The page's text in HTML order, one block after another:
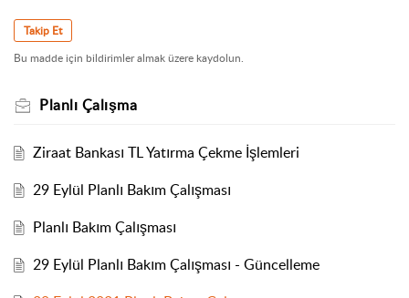
Takip Et
Bu madde için bildirimler almak üzere kaydolun.
Planlı Çalışma
Ziraat Bankası TL Yatırma Çekme İşlemleri
29 Eylül Planlı Bakım Çalışması
Planlı Bakım Çalışması
29 Eylül Planlı Bakım Çalışması - Güncelleme